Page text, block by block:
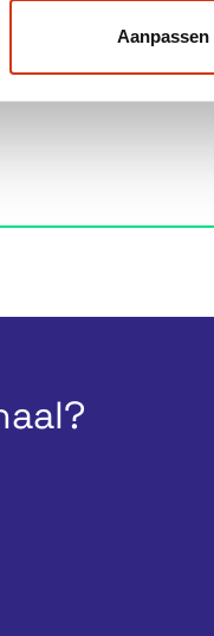
Aanpassen
samenwerking
binnen- en